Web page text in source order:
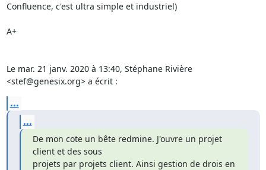
Confluence, c'est ultra simple et industriel)
A+
Le mar. 21 janv. 2020 à 13:40, Stéphane Rivière
<stef@genesix.org> a écrit :
...
...
De mon cote un bête redmine. J'ouvre un projet
client et des sous
projets par projets client. Ainsi gestion de drois en